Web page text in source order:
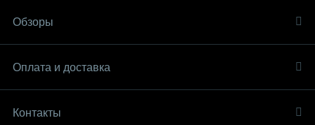
Обзоры
Оплата и доставка
Контакты